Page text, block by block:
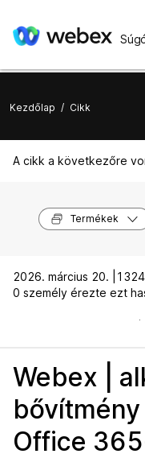
Kezdőlap / Cikk
A cikk a következőre
Termékek
2026. március 20. |
0 személy érezte ezt
Webex |
Office